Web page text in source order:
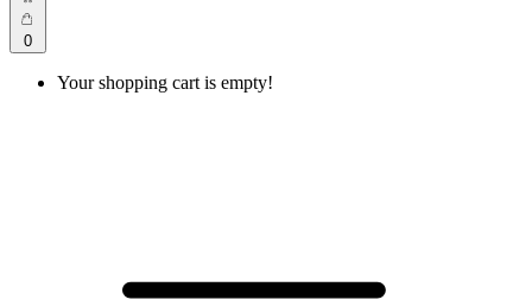
0
Your shopping cart is empty!